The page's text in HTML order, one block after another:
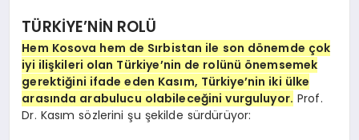
TÜRKİYE’NİN ROLÜ
Hem Kosova hem de Sırbistan ile son dönemde çok
iyi ilişkileri olan Türkiye’nin de rolünü önemsemek
gerektiğini ifade eden Kasım, Türkiye’nin iki ülke
arasında arabulucu olabileceğini vurguluyor. Prof.
Dr. Kasım sözlerini şu şekilde sürdürüyor: